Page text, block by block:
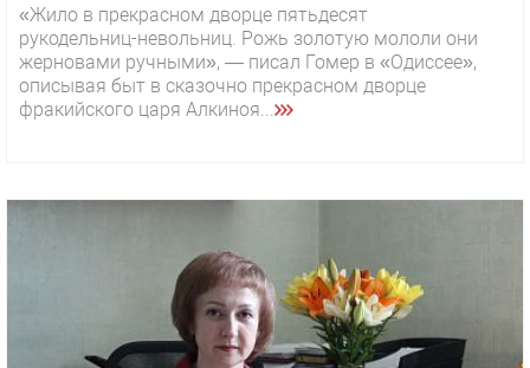
«Жило в прекрасном дворце пятьдесят
рукодельниц-невольниц. Рожь золотую мололи они
жерновами ручными», — писал Гомер в «Одиссее»,
описывая быт в сказочно прекрасном дворце
фракийского царя Алкиноя...